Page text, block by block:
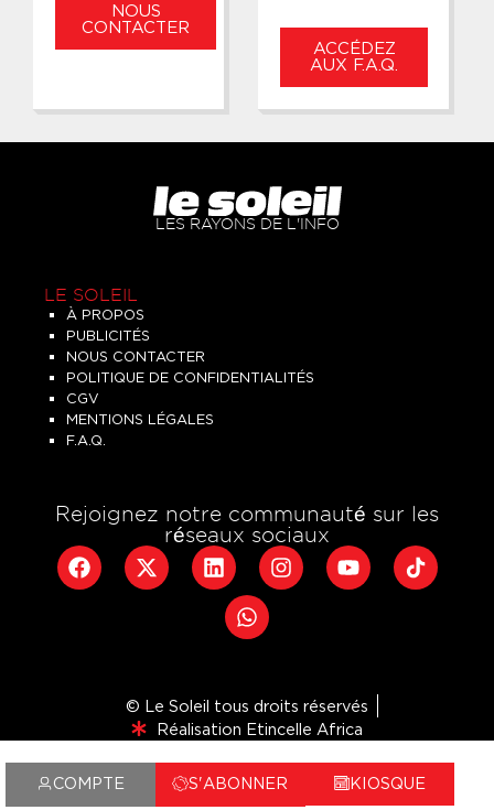
COMPTE S'ABONNER KIOSQUE
NOUS
CONTACTER
ACCÉDEZ
AUX F.A.Q.
LES RAYONS DE L'INFO
LE SOLEIL
À PROPOS
PUBLICITÉS
NOUS CONTACTER
POLITIQUE DE CONFIDENTIALITÉS
CGV
MENTIONS LÉGALES
F.A.Q.
Rejoignez notre communauté sur les
réseaux sociaux
© Le Soleil tous droits réservés
Réalisation Etincelle Africa